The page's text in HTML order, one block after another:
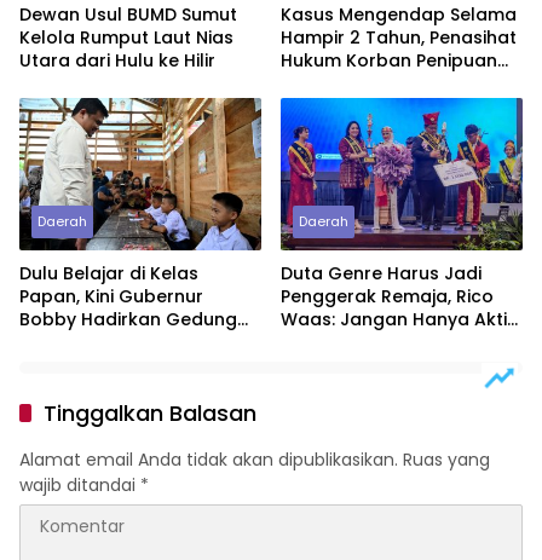
Dewan Usul BUMD Sumut
Kelola Rumput Laut Nias
Utara dari Hulu ke Hilir
Kasus Mengendap Selama
Hampir 2 Tahun, Penasihat
Hukum Korban Penipuan
Profesionalitas Penyidik
Polres Tebing Tinggi
Daerah
Dulu Belajar di Kelas
Papan, Kini Gubernur
Bobby Hadirkan Gedung
Daerah
Duta Genre Harus Jadi
Penggerak Remaja, Rico
Waas: Jangan Hanya Aktif
Tinggalkan Balasan
Alamat email Anda tidak akan dipublikasikan. Ruas yang
wajib ditandai *